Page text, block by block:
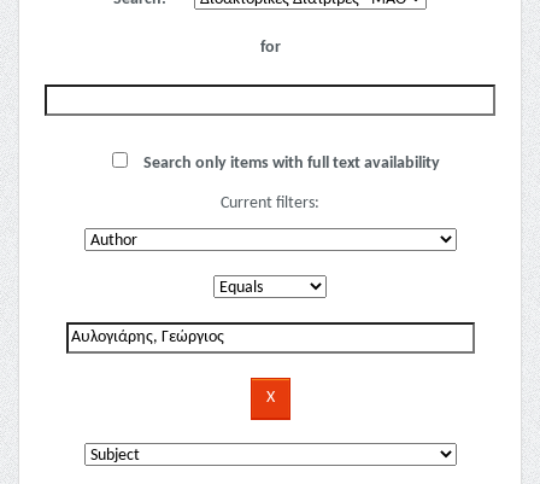
for
Search only items with full text availability
Current filters: